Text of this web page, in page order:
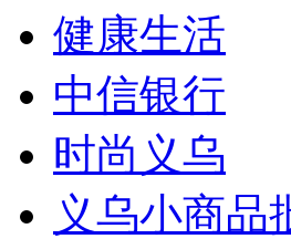
健康生活
中信银行
时尚义乌
义乌小商品